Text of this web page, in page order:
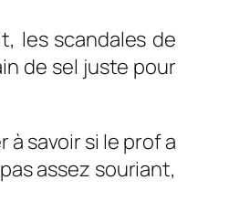
les scandales de
de sel juste pour
savoir si le prof a
assez souriant,